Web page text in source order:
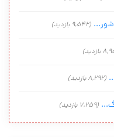
(9,542 بازدید)
(8,292 بازدید)
(7,259 بازدید)